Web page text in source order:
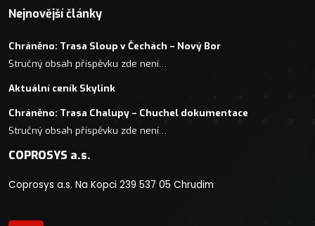
Nejnovější články
Chráněno: Trasa Sloup v Čechách – Nový Bor
Stručný obsah příspěvku zde není…
Aktuální ceník Skylink
Chráněno: Trasa Chalupy – Chuchel dokumentace
Stručný obsah příspěvku zde není…
COPROSYS a.s.
Coprosys a.s. Na Kopci 239 537 05 Chrudim